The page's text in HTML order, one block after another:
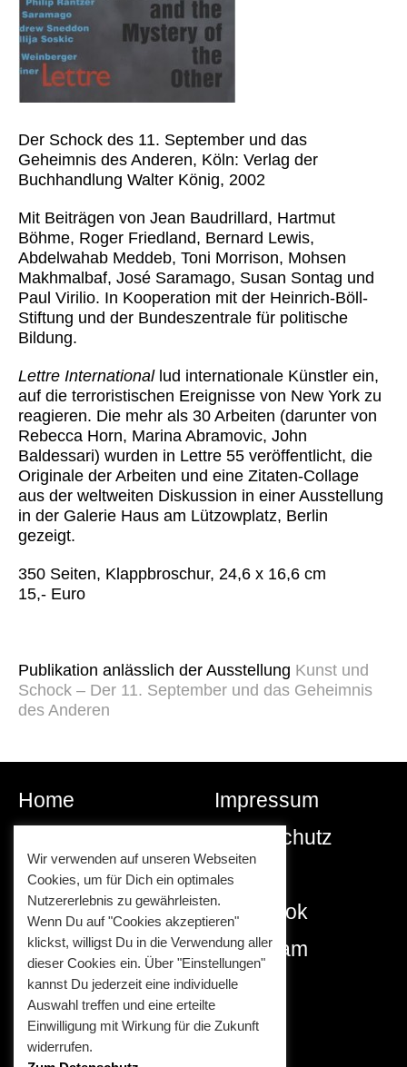
Der Schock des 11. September und das
Geheimnis des Anderen, Köln: Verlag der
Buchhandlung Walter König, 2002
Mit Beiträgen von Jean Baudrillard, Hartmut
Böhme, Roger Friedland, Bernard Lewis,
Abdelwahab Meddeb, Toni Morrison, Mohsen
Makhmalbaf, José Saramago, Susan Sontag und
Paul Virilio. In Kooperation mit der Heinrich-Böll-
Stiftung und der Bundeszentrale für politische
Bildung.
Lettre Internationallud internationale Künstler ein,
auf die terroristischen Ereignisse von New York zu
reagieren. Die mehr als 30 Arbeiten (darunter von
Rebecca Horn, Marina Abramovic, John
Baldessari) wurden in Lettre 55 veröffentlicht, die
Originale der Arbeiten und eine Zitaten-Collage
aus der weltweiten Diskussion in einer Ausstellung
in der Galerie Haus am Lützowplatz, Berlin
gezeigt.
350 Seiten, Klappbroschur, 24,6 x 16,6 cm
15,- Euro
Publikation anlässlich der Ausstellung Kunst und
Schock – Der 11. September und das Geheimnis
des Anderen
Home
Besuch
Publikationen
Editionen
Presse
Impressum
Datenschutz
Links
Facebook
Instagram
Wir verwenden auf unseren Webseiten
Cookies, um für Dich ein optimales
Nutzererlebnis zu gewährleisten.
Wenn Du auf "Cookies akzeptieren"
klickst, willigst Du in die Verwendung aller
dieser Cookies ein. Über "Einstellungen"
kannst Du jederzeit eine individuelle
Auswahl treffen und eine erteilte
Einwilligung mit Wirkung für die Zukunft
widerrufen.